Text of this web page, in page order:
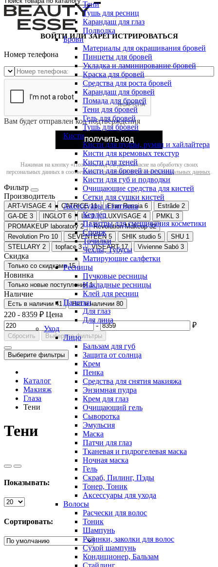
Тени
Тушь для ресниц
Карандаш для глаз
Подводка
Брови
Материалы для окрашивания бровей
Пинцеты для бровей
Укладка и ламинирование бровей
Краска для бровей
Средства для роста бровей
Карандаш для бровей
Помада для бровей
Тени для бровей
Гель для бровей
Тушь для бровей
Кисти
Кисти для пудры, румян и хайлайтера
Кисти для кремовых текстур
Кисти для теней
Кисти для бровей и ресниц
Кисти для губ и подводки
Очищающие средства для кистей
Сетки для сушки кистей
Аксессуары и гигиена
Керлер
Палитры для смешивания косметики
Спонж
Точилки
Чехлы, Тубусы
Матирующие салфетки
Ресницы
Пучковые ресницы
Накладные ресницы
Клей для ресниц
Палетки
Для глаз
Для лица
Уход
Лицо
Бальзам для губ
Защита от солнца
Крем
Пенка
Средства для снятия макияжа
Энзимная пудра
Крем для глаз
Очищающий гель
Сыворотка
Эмульсия
Маска
Патчи для глаз
Тканевая и гидрогелевая маска
Ночная маска
Гель
Скраб, Пилинг, Пэды
Тонер, Тоник
Аксессуары для ухода
Волосы
Расчески для волос
Тоник
Шампунь
Резинки, заколки для волос
Сухой шампунь
Кондиционер, Бальзам
Стайлинг
ВОЙТИ ИЛИ ЗАРЕГИСТРИРОВАТЬСЯ
Номер телефона
Вам будет отправлен код подтверждения
ПОЛУЧИТЬ КОД
Нажимая на кнопку «Получить код», я даю согласие на обработку своих
персональных данных в соответствии сполитикой обработки персональных данных.
Фильтр
Производитель
ART-VISAGE 4 CATRICE 11 Elian Russia 6 Estrâde 2
GA-DE 3 INGLOT 6 Lic 1 LUXVISAGE 4 PMKL 3
PROMAKEUP laboratory 2 Revolution Makeup 32
Revolution Pro 10 SEVENTEEN 5 SHIK studio 5 SHU 1
STELLARY 2 topface 3 VISEART 17 Vivienne Sabó 3
Скидка
Только со cкидками 15
Новинка
Только новые поступления 1
Наличие
Есть в наличии 41 Нет в наличии 80
220 - 8359 ₽ Цена
-
₽
Сбросить Выберите фильтры
Выберите фильтры
Каталог
Макияж
Глаза
Тени
Тени
Показывать:
Сортировать: